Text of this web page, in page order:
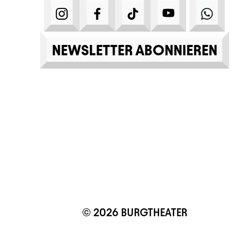
INSTAGRAMFACEBOOK
TIKTOK YOUTUBE
NEWSLETTER ABONNIEREN
© 2026 BURGTHEATER